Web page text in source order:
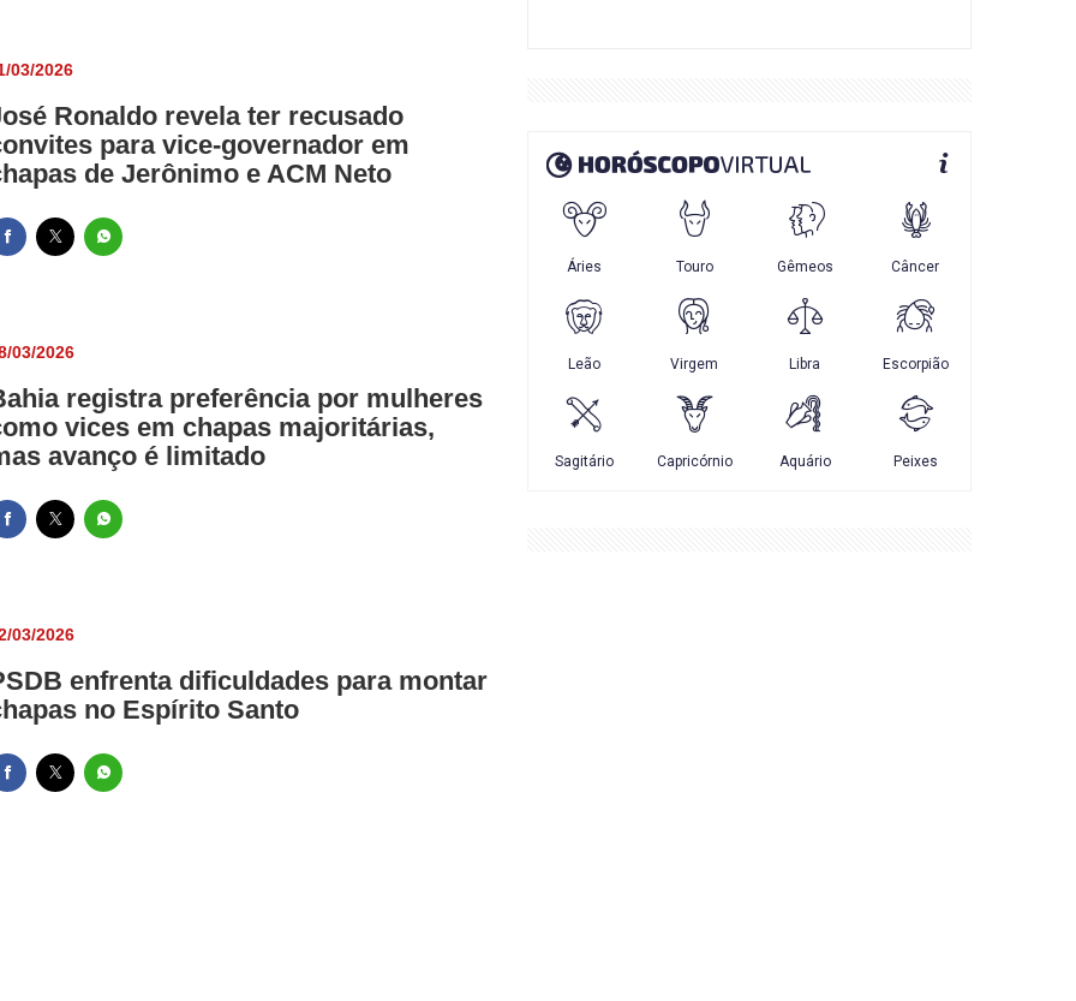
03/2026
Ronaldo revela ter recusado
para vice-governador em
de Jerônimo e ACM Neto
03/2026
registra preferência por mulheres
vices em chapas majoritárias,
avanço é limitado
03/2026
enfrenta dificuldades para montar
no Espírito Santo